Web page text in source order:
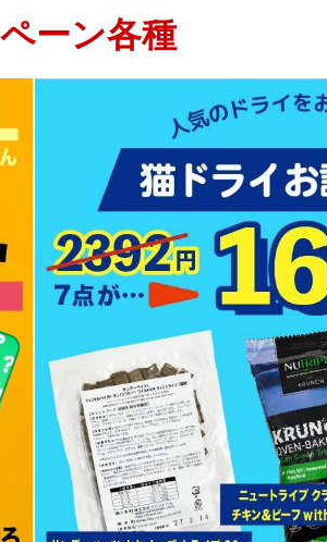
ーン各種